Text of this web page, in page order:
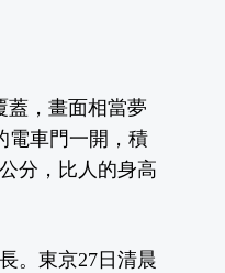
蓋，畫面相當夢
電車門一開，積
分，比人的身高
。東京27日清晨